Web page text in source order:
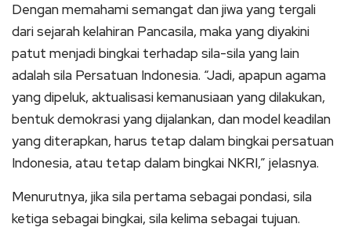
Dengan memahami semangat dan jiwa yang tergali
dari sejarah kelahiran Pancasila, maka yang diyakini
patut menjadi bingkai terhadap sila-sila yang lain
adalah sila Persatuan Indonesia. “Jadi, apapun agama
yang dipeluk, aktualisasi kemanusiaan yang dilakukan,
bentuk demokrasi yang dijalankan, dan model keadilan
yang diterapkan, harus tetap dalam bingkai persatuan
Indonesia, atau tetap dalam bingkai NKRI,” jelasnya.
Menurutnya, jika sila pertama sebagai pondasi, sila
ketiga sebagai bingkai, sila kelima sebagai tujuan.